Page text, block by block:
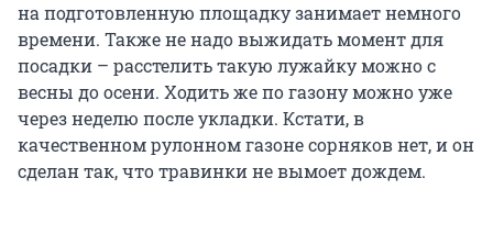
на подготовленную площадку занимает немного
времени. Также не надо выжидать момент для
посадки – расстелить такую лужайку можно с
весны до осени. Ходить же по газону можно уже
через неделю после укладки. Кстати, в
качественном рулонном газоне сорняков нет, и он
сделан так, что травинки не вымоет дождем.